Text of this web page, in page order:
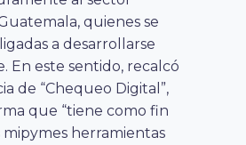
quienes se
a desarrollarse
En este sentido, recalcó
de “Chequeo Digital”,
que “tiene como fin
mipymes herramientas